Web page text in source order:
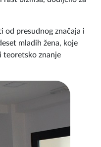
od presudnog značaja i
mladih žena, koje
teoretsko znanje